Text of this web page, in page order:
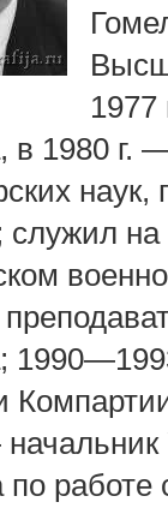
в 1980 г.
наук,
служил
по